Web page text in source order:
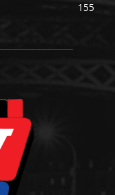
155